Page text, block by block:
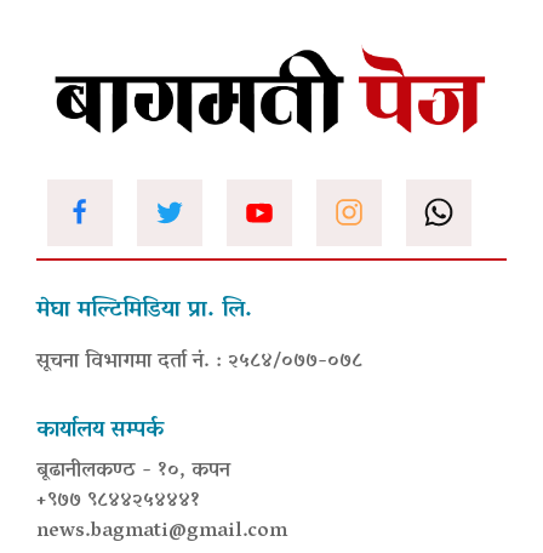
मेघा मल्टिमिडिया प्रा. लि.
सूचना विभागमा दर्ता नं. : २५८४/०७७-०७८
कार्यालय सम्पर्क
बूढानीलकण्ठ - १०, कपन
+९७७ ९८४४२५४४४१
news.bagmati@gmail.com